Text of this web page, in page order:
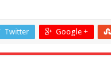
Twitter Google +